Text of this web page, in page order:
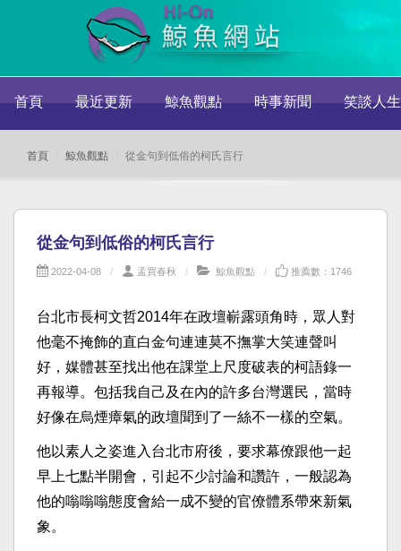
首頁 最近更新 鯨魚觀點 時事新聞 笑談人生
首頁 鯨魚觀點 從金句到低俗的柯氏言行
從金句到低俗的柯氏言行
2022-04-08 孟買春秋 鯨魚觀點 推薦數：1746
台北市長柯文哲2014年在政壇嶄露頭角時，眾人對
他毫不掩飾的直白金句連連莫不撫掌大笑連聲叫
好，媒體甚至找出他在課堂上尺度破表的柯語錄一
再報導。包括我自己及在內的許多台灣選民，當時
好像在烏煙瘴氣的政壇聞到了一絲不一樣的空氣。
他以素人之姿進入台北市府後，要求幕僚跟他一起
早上七點半開會，引起不少討論和讚許，一般認為
他的嗡嗡嗡態度會給一成不變的官僚體系帶來新氣
象。